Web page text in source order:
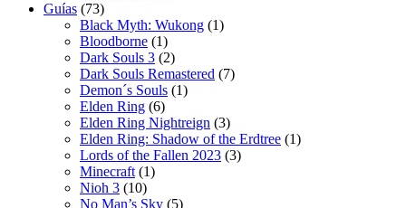
Guías (73)
Black Myth: Wukong (1)
Bloodborne (1)
Dark Souls 3 (2)
Dark Souls Remastered (7)
Demon´s Souls (1)
Elden Ring (6)
Elden Ring Nightreign (3)
Elden Ring: Shadow of the Erdtree (1)
Lords of the Fallen 2023 (3)
Minecraft (1)
Nioh 3 (10)
No Man’s Sky (5)